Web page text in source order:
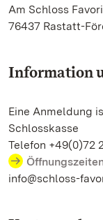
Am Schloss
76437 Rastatt-
Information
Eine Anmeldung
Schlosskasse
Telefon +49(0)72
info@schloss-